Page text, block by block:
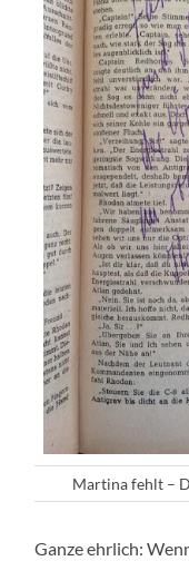
Martina fehlt –
Ganze ehrlich: